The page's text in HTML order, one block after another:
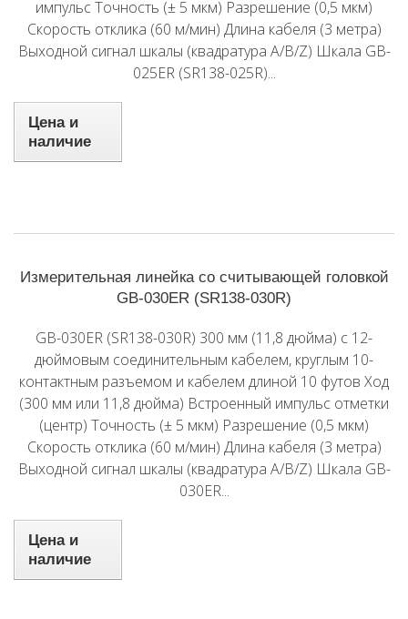
импульс Точность (± 5 мкм) Разрешение (0,5 мкм)
Скорость отклика (60 м/мин) Длина кабеля (3 метра)
Выходной сигнал шкалы (квадратура A/B/Z) Шкала GB-
025ER (SR138-025R)...
Цена и
наличие
Измерительная линейка со считывающей головкой
GB-030ER (SR138-030R)
GB-030ER (SR138-030R) 300 мм (11,8 дюйма) с 12-
дюймовым соединительным кабелем, круглым 10-
контактным разъемом и кабелем длиной 10 футов Ход
(300 мм или 11,8 дюйма) Встроенный импульс отметки
(центр) Точность (± 5 мкм) Разрешение (0,5 мкм)
Скорость отклика (60 м/мин) Длина кабеля (3 метра)
Выходной сигнал шкалы (квадратура A/B/Z) Шкала GB-
030ER...
Цена и
наличие